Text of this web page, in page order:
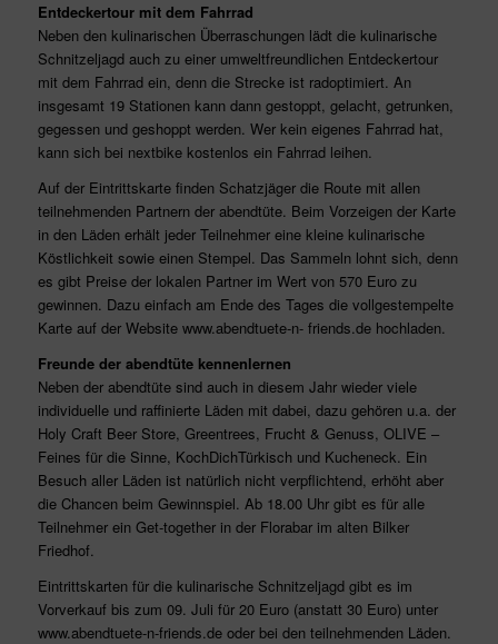
Entdeckertour mit dem Fahrrad
Neben den kulinarischen Überraschungen lädt die kulinarische
Schnitzeljagd auch zu einer umweltfreundlichen Entdeckertour
mit dem Fahrrad ein, denn die Strecke ist radoptimiert. An
insgesamt 19 Stationen kann dann gestoppt, gelacht, getrunken,
gegessen und geshoppt werden. Wer kein eigenes Fahrrad hat,
kann sich bei nextbike kostenlos ein Fahrrad leihen.
Auf der Eintrittskarte finden Schatzjäger die Route mit allen
teilnehmenden Partnern der abendtüte. Beim Vorzeigen der Karte
in den Läden erhält jeder Teilnehmer eine kleine kulinarische
Köstlichkeit sowie einen Stempel. Das Sammeln lohnt sich, denn
es gibt Preise der lokalen Partner im Wert von 570 Euro zu
gewinnen. Dazu einfach am Ende des Tages die vollgestempelte
Karte auf der Website www.abendtuete-n- friends.de hochladen.
Freunde der abendtüte kennenlernen
Neben der abendtüte sind auch in diesem Jahr wieder viele
individuelle und raffinierte Läden mit dabei, dazu gehören u.a. der
Holy Craft Beer Store, Greentrees, Frucht & Genuss, OLIVE –
Feines für die Sinne, KochDichTürkisch und Kucheneck. Ein
Besuch aller Läden ist natürlich nicht verpflichtend, erhöht aber
die Chancen beim Gewinnspiel. Ab 18.00 Uhr gibt es für alle
Teilnehmer ein Get-together in der Florabar im alten Bilker
Friedhof.
Eintrittskarten für die kulinarische Schnitzeljagd gibt es im
Vorverkauf bis zum 09. Juli für 20 Euro (anstatt 30 Euro) unter
www.abendtuete-n-friends.de oder bei den teilnehmenden Läden.